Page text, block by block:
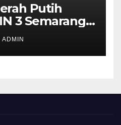
Putih
3 Semarang,
Desa
RI
ADMIN